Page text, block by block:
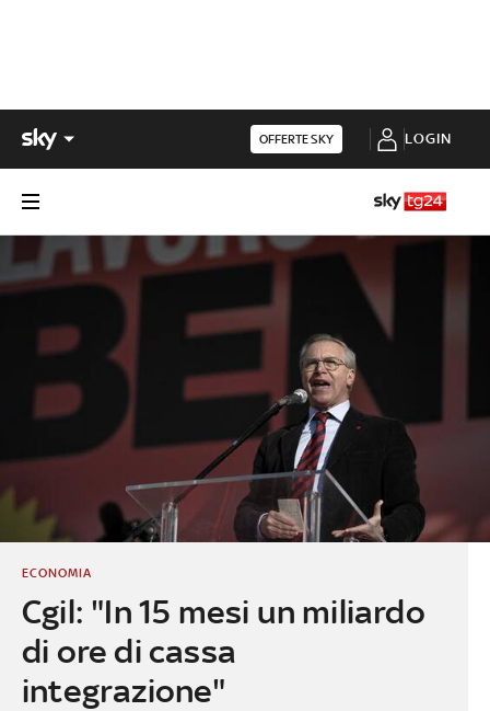
OFFERTE SKY LOGIN
Cgil: "In 15 mesi un miliardo
di ore di cassa
integrazione"
ECONOMIA